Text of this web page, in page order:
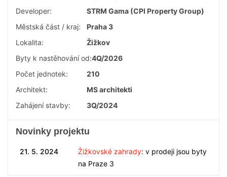
Developer:
STRM Gama (CPI Property Group)
Městská část / kraj:
Praha 3
Lokalita:
Žižkov
Byty k nastěhování od:4Q/2026
Počet jednotek:
210
Architekt:
MS architekti
Zahájení stavby:
3Q/2024
Novinky projektu
21. 5. 2024 Žižkovské zahrady: v prodeji jsou byty
na Praze 3